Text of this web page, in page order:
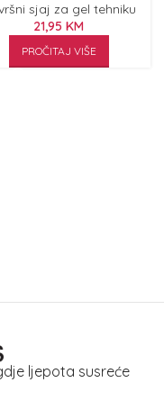
sjaj za gel tehniku
21,95 KM
PROČITAJ VIŠE
ljepota susreće